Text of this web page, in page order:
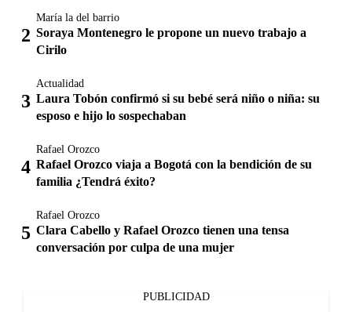
María la del barrio
Soraya Montenegro le propone un nuevo trabajo a
Cirilo
Actualidad
Laura Tobón confirmó si su bebé será niño o niña: su
esposo e hijo lo sospechaban
Rafael Orozco
Rafael Orozco viaja a Bogotá con la bendición de su
familia ¿Tendrá éxito?
Rafael Orozco
Clara Cabello y Rafael Orozco tienen una tensa
conversación por culpa de una mujer
PUBLICIDAD